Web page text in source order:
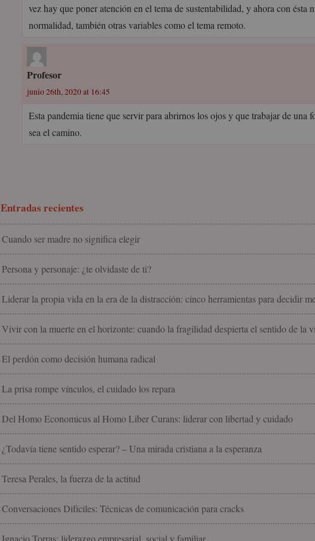
vez hay que poner atención en el tema de sustentabilidad, y ahora con ésta
normalidad, también otras variables como el tema remoto.
Profesor
junio 26th, 2020 at 16:45
Esta pandemia tiene que servir para abrirnos los ojos y que trabajar de una
sea el camino.
Entradas recientes
Cuando ser madre no significa elegir
Persona y personaje: ¿te olvidaste de ti?
Liderar la propia vida en la era de la distracción: cinco herramientas para decidir
Vivir con la muerte en el horizonte: cuando la fragilidad despierta el sentido de la
El perdón como decisión humana radical
La prisa rompe vínculos, el cuidado los repara
Del Homo Economicus al Homo Liber Curans: liderar con libertad y cuidado
¿Todavía tiene sentido esperar? – Una mirada cristiana a la esperanza
Teresa Perales, la fuerza de la actitud
Conversaciones Difíciles: Técnicas de comunicación para cracks
Ignacio Torras: liderazgo empresarial, social y familiar